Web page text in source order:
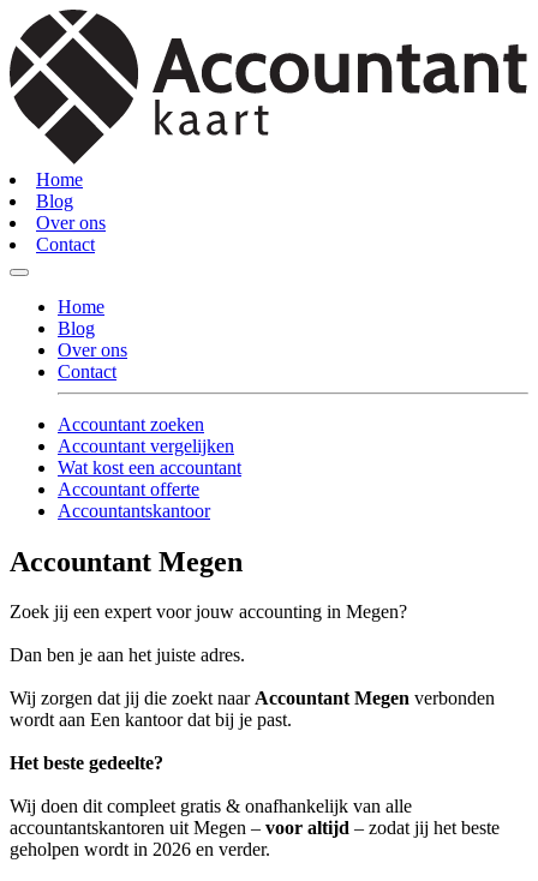
Home
Blog
Over ons
Contact
Home
Blog
Over ons
Contact
Accountant zoeken
Accountant vergelijken
Wat kost een accountant
Accountant offerte
Accountantskantoor
Accountant Megen
Zoek jij een expert voor jouw accounting in Megen?
Dan ben je aan het juiste adres.
Wij zorgen dat jij die zoekt naarAccountant Megen verbonden
wordt aan Een kantoor dat bij je past.
Het beste gedeelte?
Wij doen dit compleet gratis & onafhankelijk van alle
accountantskantoren uit Megen – voor altijd – zodat jij het beste
geholpen wordt in 2026 en verder.